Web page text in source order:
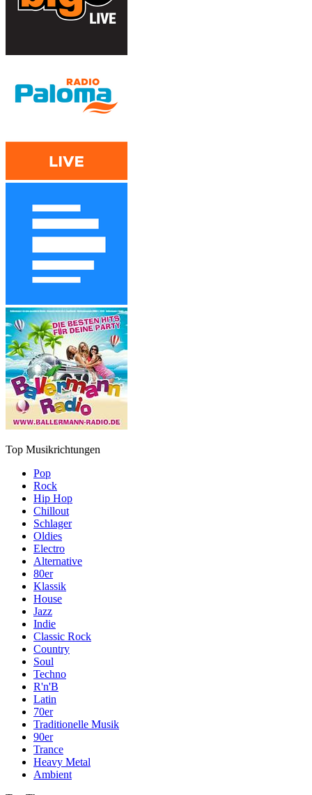
Top Musikrichtungen
Pop
Rock
Hip Hop
Chillout
Schlager
Oldies
Electro
Alternative
80er
Klassik
House
Jazz
Indie
Classic Rock
Country
Soul
Techno
R'n'B
Latin
70er
Traditionelle Musik
90er
Trance
Heavy Metal
Ambient